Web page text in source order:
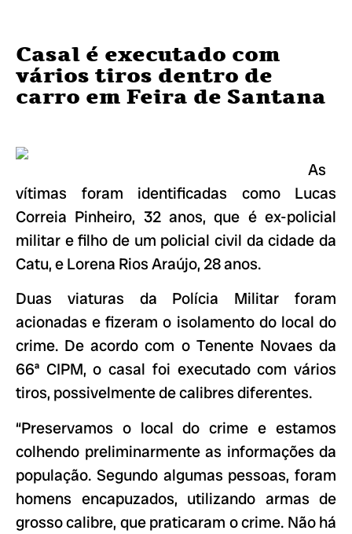
Casal é executado com
vários tiros dentro de
carro em Feira de Santana
As
vítimas foram identificadas como Lucas
Correia Pinheiro, 32 anos, que é ex-policial
militar e filho de um policial civil da cidade da
Catu, e Lorena Rios Araújo, 28 anos.
Duas viaturas da Polícia Militar foram
acionadas e fizeram o isolamento do local do
crime. De acordo com o Tenente Novaes da
66ª CIPM, o casal foi executado com vários
tiros, possivelmente de calibres diferentes.
“Preservamos o local do crime e estamos
colhendo preliminarmente as informações da
população. Segundo algumas pessoas, foram
homens encapuzados, utilizando armas de
grosso calibre, que praticaram o crime. Não há